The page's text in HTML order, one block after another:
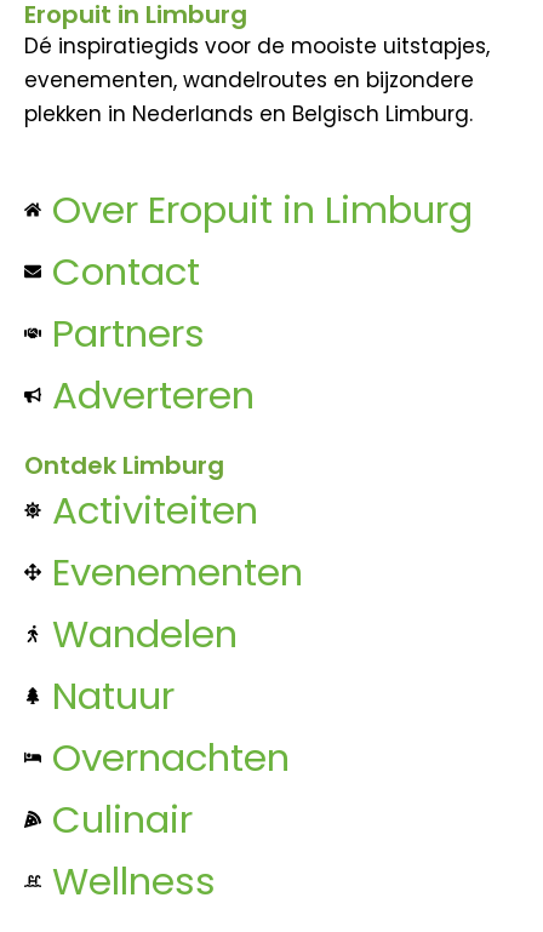
Eropuit in Limburg
Dé inspiratiegids voor de mooiste uitstapjes,
evenementen, wandelroutes en bijzondere
plekken in Nederlands en Belgisch Limburg.
Over Eropuit in Limburg
Contact
Partners
Adverteren
Ontdek Limburg
Activiteiten
Evenementen
Wandelen
Natuur
Overnachten
Culinair
Wellness